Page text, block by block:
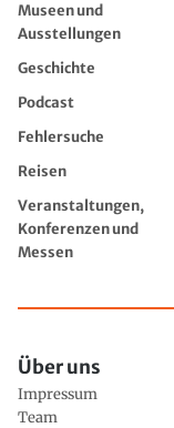
Museen und
Ausstellungen
Geschichte
Podcast
Fehlersuche
Reisen
Veranstaltungen,
Konferenzen und
Messen
Über uns
Impressum
Team